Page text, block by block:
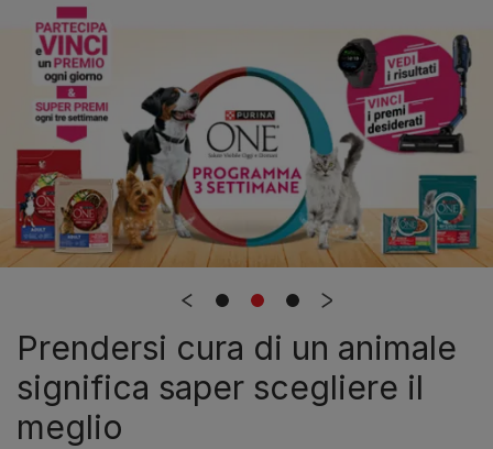
Prendersi cura di un animale
significa saper scegliere il
meglio